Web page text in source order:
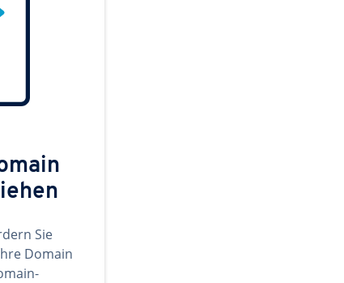
Sie
Domain